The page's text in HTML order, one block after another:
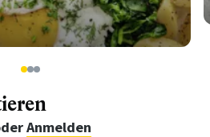
123
Anmelden